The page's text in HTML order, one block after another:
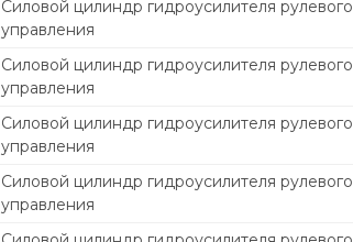
Силовой цилиндр гидроусилителя рулевого
управления
Силовой цилиндр гидроусилителя рулевого
управления
Силовой цилиндр гидроусилителя рулевого
управления
Силовой цилиндр гидроусилителя рулевого
управления